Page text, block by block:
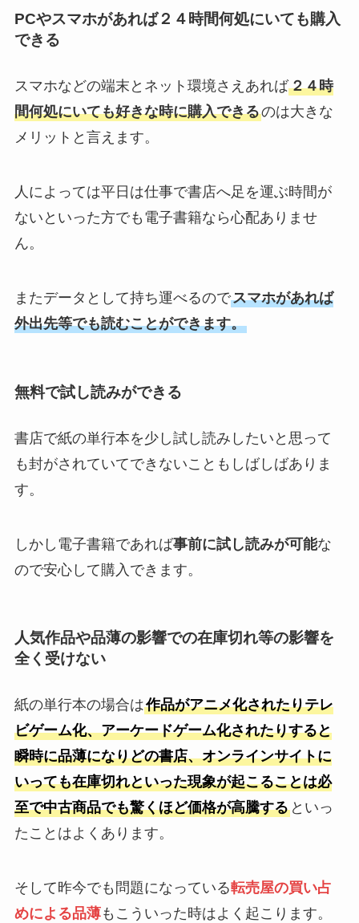
PCやスマホがあれば２４時間何処にいても購入
できる
スマホなどの端末とネット環境さえあれば２４時
間何処にいても好きな時に購入できるのは大きな
メリットと言えます。
人によっては平日は仕事で書店へ足を運ぶ時間が
ないといった方でも電子書籍なら心配ありませ
ん。
またデータとして持ち運べるのでスマホがあれば
外出先等でも読むことができます。
無料で試し読みができる
書店で紙の単行本を少し試し読みしたいと思って
も封がされていてできないこともしばしばありま
す。
しかし電子書籍であれば事前に試し読みが可能な
ので安心して購入できます。
人気作品や品薄の影響での在庫切れ等の影響を
全く受けない
紙の単行本の場合は作品がアニメ化されたりテレ
ビゲーム化、アーケードゲーム化されたりすると
瞬時に品薄になりどの書店、オンラインサイトに
いっても在庫切れといった現象が起こることは必
至で中古商品でも驚くほど価格が高騰するといっ
たことはよくあります。
そして昨今でも問題になっている転売屋の買い占
めによる品薄もこういった時はよく起こります。